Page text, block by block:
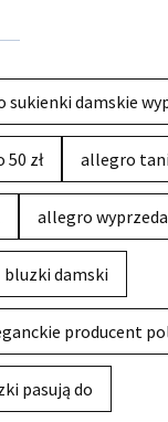
sukienki damskie
zł allegro
allegro
bluzki damski
producent
pasują do